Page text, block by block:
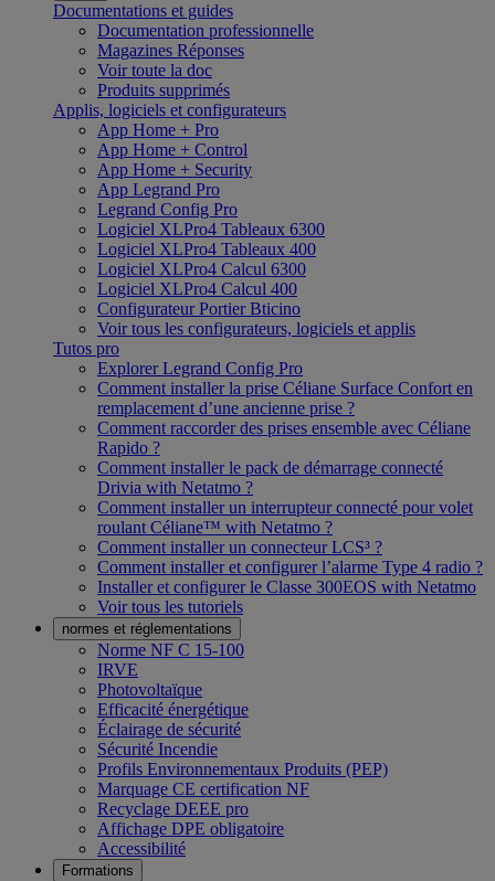
Documentations et guides
Documentation professionnelle
Magazines Réponses
Voir toute la doc
Produits supprimés
Applis, logiciels et configurateurs
App Home + Pro
App Home + Control
App Home + Security
App Legrand Pro
Legrand Config Pro
Logiciel XLPro4 Tableaux 6300
Logiciel XLPro4 Tableaux 400
Logiciel XLPro4 Calcul 6300
Logiciel XLPro4 Calcul 400
Configurateur Portier Bticino
Voir tous les configurateurs, logiciels et applis
Tutos pro
Explorer Legrand Config Pro
Comment installer la prise Céliane Surface Confort en
remplacement d’une ancienne prise ?
Comment raccorder des prises ensemble avec Céliane
Rapido ?
Comment installer le pack de démarrage connecté
Drivia with Netatmo ?
Comment installer un interrupteur connecté pour volet
roulant Céliane™ with Netatmo ?
Comment installer un connecteur LCS³ ?
Comment installer et configurer l’alarme Type 4 radio ?
Installer et configurer le Classe 300EOS with Netatmo
Voir tous les tutoriels
normes et réglementations
Norme NF C 15-100
IRVE
Photovoltaïque
Efficacité énergétique
Éclairage de sécurité
Sécurité Incendie
Profils Environnementaux Produits (PEP)
Marquage CE certification NF
Recyclage DEEE pro
Affichage DPE obligatoire
Accessibilité
Formations